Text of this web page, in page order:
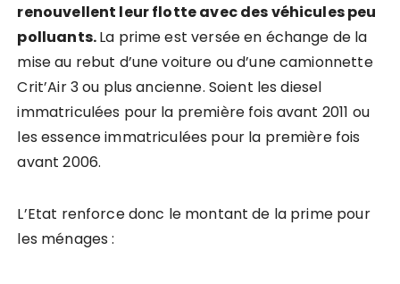
renouvellent leur flotte avec des véhicules peu
polluants.La prime est versée en échange de la
mise au rebut d’une voiture ou d’une camionnette
Crit’Air 3 ou plus ancienne. Soient les diesel
immatriculées pour la première fois avant 2011 ou
les essence immatriculées pour la première fois
avant 2006.
L’Etat renforce donc le montant de la prime pour
les ménages :